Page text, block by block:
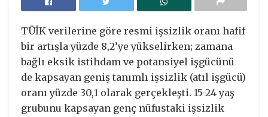
TÜİK verilerine göre resmi işsizlik oranı hafif
bir artışla yüzde 8,2’ye yükselirken; zamana
bağlı eksik istihdam ve potansiyel işgücünü
de kapsayan geniş tanımlı işsizlik (atıl işgücü)
oranı yüzde 30,1 olarak gerçekleşti. 15-24 yaş
grubunu kapsayan genç nüfustaki işsizlik